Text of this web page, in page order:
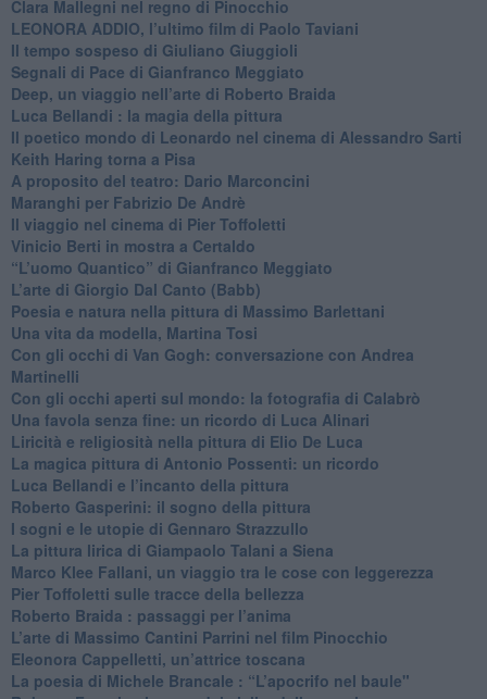
​Clara Mallegni nel regno di Pinocchio
​LEONORA ADDIO, l’ultimo film di Paolo Taviani
Il tempo sospeso di Giuliano Giuggioli
Segnali di Pace di Gianfranco Meggiato
​Deep, un viaggio nell’arte di Roberto Braida
​Luca Bellandi : la magia della pittura
​Il poetico mondo di Leonardo nel cinema di Alessandro Sarti
​Keith Haring torna a Pisa
​A proposito del teatro: Dario Marconcini
Maranghi per Fabrizio De Andrè
​Il viaggio nel cinema di Pier Toffoletti
Vinicio Berti in mostra a Certaldo
“L’uomo Quantico” di Gianfranco Meggiato
​L’arte di Giorgio Dal Canto (Babb)
Poesia e natura nella pittura di Massimo Barlettani
Una vita da modella, Martina Tosi
​Con gli occhi di Van Gogh: conversazione con Andrea
Martinelli
​Con gli occhi aperti sul mondo: la fotografia di Calabrò
Una favola senza fine: un ricordo di Luca Alinari
Liricità e religiosità nella pittura di Elio De Luca
La magica pittura di Antonio Possenti: un ricordo
Luca Bellandi e l’incanto della pittura
​Roberto Gasperini: il sogno della pittura
I sogni e le utopie di Gennaro Strazzullo
La pittura lirica di Giampaolo Talani a Siena
​Marco Klee Fallani, un viaggio tra le cose con leggerezza
​Pier Toffoletti sulle tracce della bellezza
​Roberto Braida : passaggi per l’anima
​L’arte di Massimo Cantini Parrini nel film Pinocchio
Eleonora Cappelletti, un’attrice toscana
​La poesia di Michele Brancale : “L’apocrifo nel baule"